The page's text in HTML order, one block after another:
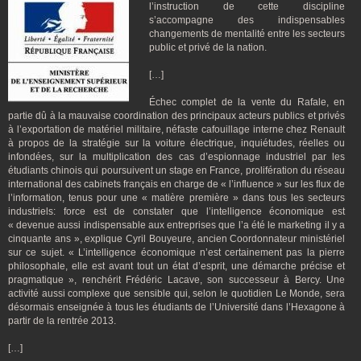
l’instruction de cette discipline
s’accompagne des indispensables
changements de mentalité entre les secteurs
public et privé de la nation.
[…]
Échec complet de la vente du Rafale, en
partie dû à la mauvaise coordination des principaux acteurs publics et privés
à l’exportation de matériel militaire, néfaste cafouillage interne chez Renault
à propos de la stratégie sur la voiture électrique, inquiétudes, réelles ou
infondées, sur la multiplication des cas d’espionnage industriel par les
étudiants chinois qui poursuivent un stage en France, prolifération du réseau
international des cabinets français en charge de « l’influence » sur les flux de
l’information, tenus pour une « matière première » dans tous les secteurs
industriels: force est de constater que l’intelligence économique est
« devenue aussi indispensable aux entreprises que l’a été le marketing il y a
cinquante ans », explique Cyril Bouyeure, ancien Coordonnateur ministériel
sur ce sujet. « L’intelligence économique n’est certainement pas la pierre
philosophale, elle est avant tout un état d’esprit, une démarche précise et
pragmatique », renchérit Frédéric Lacave, son successeur à Bercy. Une
activité aussi complexe que sensible qui, selon le quotidien Le Monde, sera
désormais enseignée à tous les étudiants de l’Université dans l’Hexagone à
partir de la rentrée 2013.
[…]